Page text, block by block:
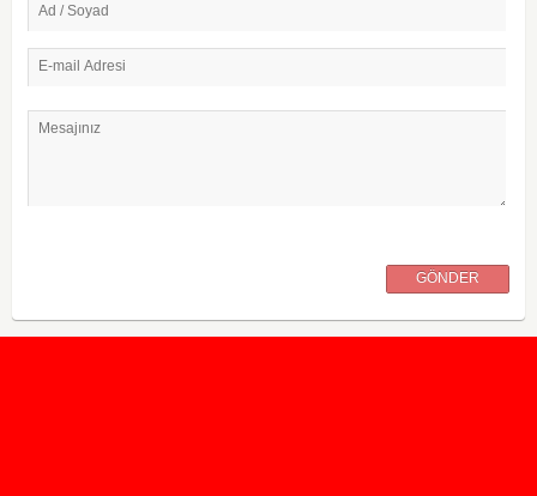
Ad / Soyad
E-mail Adresi
Mesajınız
GÖNDER